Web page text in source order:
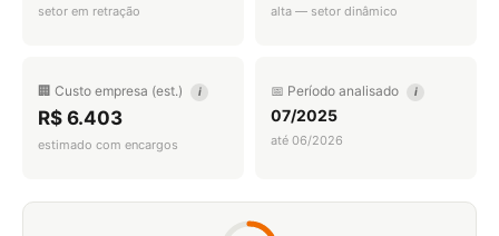
setor em retração alta — setor dinâmico
🏢 Custo empresa (est.) i
R$ 6.403
estimado com encargos
📅 Período analisado i
07/2025
até 06/2026